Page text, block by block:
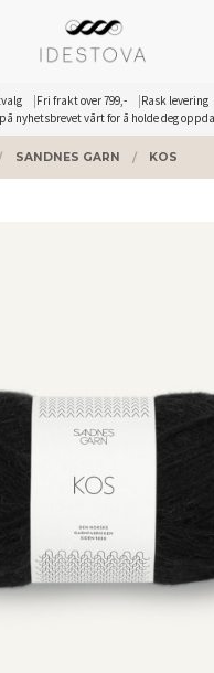
Fri frakt over 799,-
Rask levering
nyhetsbrevet vårt for å holde deg
SANDNES GARN KOS